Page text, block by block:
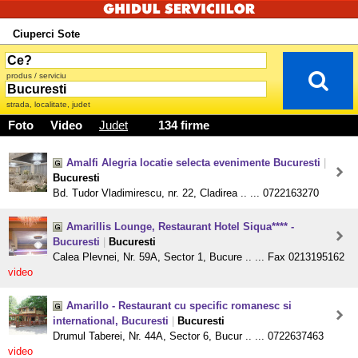
Ciuperci Sote
produs / serviciu
strada, localitate, judet
Foto Video Judet 134 firme
Amalfi Alegria locatie selecta evenimente Bucuresti
Bucuresti
Bd. Tudor Vladimirescu, nr. 22, Cladirea .. ... 0722163270
Amarillis Lounge, Restaurant Hotel Siqua**** -
Bucuresti
Bucuresti
Calea Plevnei, Nr. 59A, Sector 1, Bucure .. ... Fax 0213195162
video
Amarillo - Restaurant cu specific romanesc si
international, Bucuresti
Bucuresti
Drumul Taberei, Nr. 44A, Sector 6, Bucur .. ... 0722637463
video